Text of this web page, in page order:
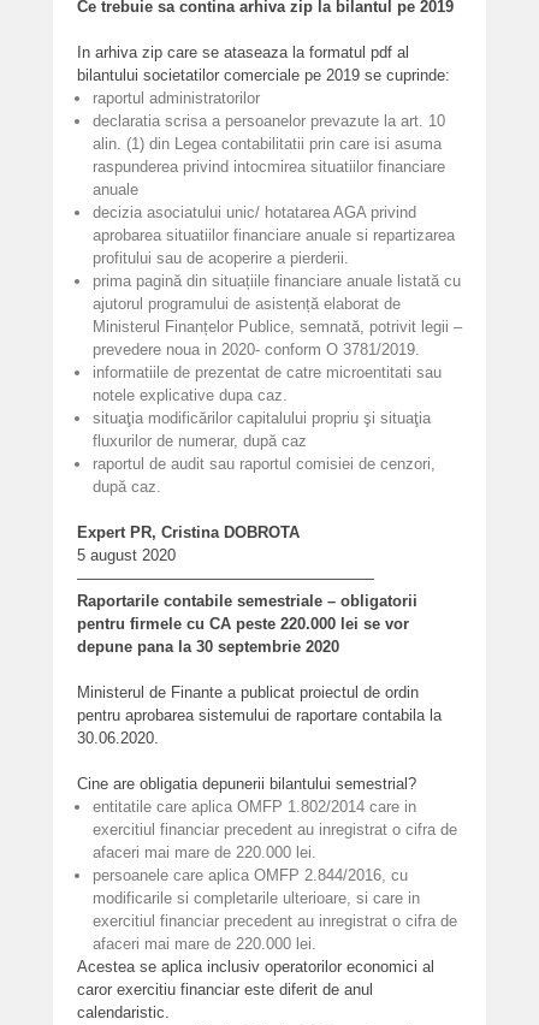
Ce trebuie sa contina arhiva zip la bilantul pe 2019
In arhiva zip care se ataseaza la formatul pdf al
bilantului societatilor comerciale pe 2019 se cuprinde:
raportul administratorilor
declaratia scrisa a persoanelor prevazute la art. 10
alin. (1) din Legea contabilitatii prin care isi asuma
raspunderea privind intocmirea situatiilor financiare
anuale
decizia asociatului unic/ hotatarea AGA privind
aprobarea situatiilor financiare anuale si repartizarea
profitului sau de acoperire a pierderii.
prima pagină din situațiile financiare anuale listată cu
ajutorul programului de asistență elaborat de
Ministerul Finanțelor Publice, semnată, potrivit legii –
prevedere noua in 2020- conform O 3781/2019.
informatiile de prezentat de catre microentitati sau
notele explicative dupa caz.
situaţia modificărilor capitalului propriu şi situaţia
fluxurilor de numerar, după caz
raportul de audit sau raportul comisiei de cenzori,
după caz.
Expert PR, Cristina DOBROTA
5 august 2020
———————————————————
Raportarile contabile semestriale – obligatorii
pentru firmele cu CA peste 220.000 lei se vor
depune pana la 30 septembrie 2020
Ministerul de Finante a publicat proiectul de ordin
pentru aprobarea sistemului de raportare contabila la
30.06.2020.
Cine are obligatia depunerii bilantului semestrial?
entitatile care aplica OMFP 1.802/2014 care in
exercitiul financiar precedent au inregistrat o cifra de
afaceri mai mare de 220.000 lei.
persoanele care aplica OMFP 2.844/2016, cu
modificarile si completarile ulterioare, si care in
exercitiul financiar precedent au inregistrat o cifra de
afaceri mai mare de 220.000 lei.
Acestea se aplica inclusiv operatorilor economici al
caror exercitiu financiar este diferit de anul
calendaristic.